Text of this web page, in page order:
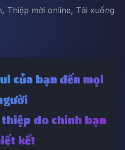
Thiệp mời online, Tải xuống
của bạn đến mọi
do chính bạn
kế!